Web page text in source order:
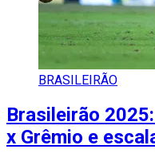
BRASILEIRÃO
Brasileirão
x Grêmio e